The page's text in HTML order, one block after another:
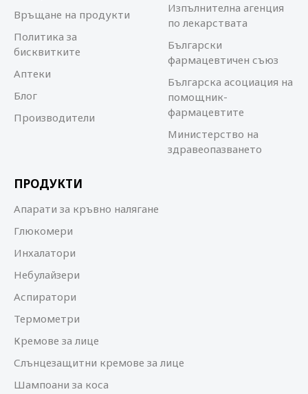
Връщане на продукти
Политика за
бисквитките
Аптеки
Блог
Производители
Изпълнителна агенция
по лекарствата
Български
фармацевтичен съюз
Българска асоциация на
помощник-
фармацевтите
Министерство на
здравеопазването
ПРОДУКТИ
Апарати за кръвно налягане
Глюкомери
Инхалатори
Небулайзери
Аспиратори
Термометри
Кремове за лице
Слънцезащитни кремове за лице
Шампоани за коса